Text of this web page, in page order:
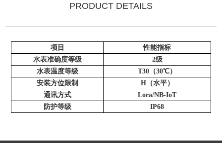
PRODUCT DETAILS
项目
性能指标
水表准确度等级
2级
水表温度等级
T30（30℃）
安装方位限制
H（水平）
通讯方式
Lora/NB-IoT
防护等级
IP68